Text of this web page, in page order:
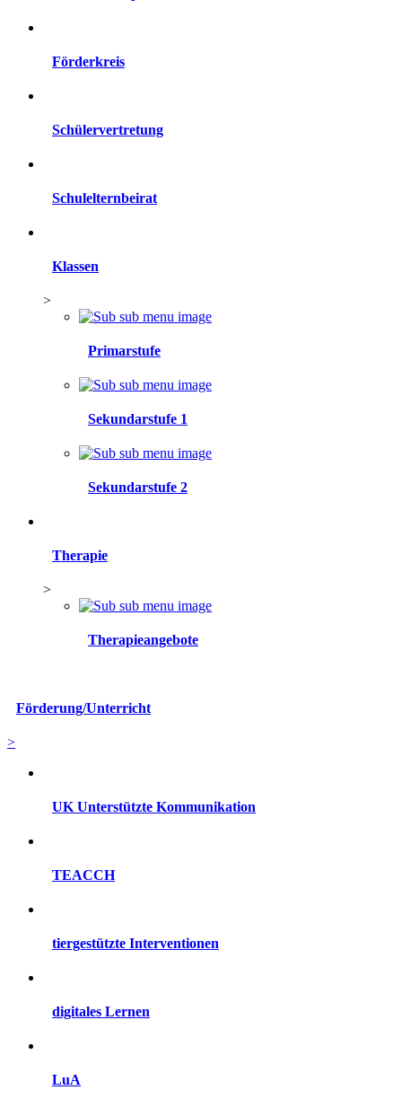
Förderkreis
Schülervertretung
Schulelternbeirat
Klassen
>
Primarstufe
Sekundarstufe 1
Sekundarstufe 2
Therapie
>
Therapieangebote
Förderung/Unterricht
>
UK Unterstützte Kommunikation
TEACCH
tiergestützte Interventionen
digitales Lernen
LuA